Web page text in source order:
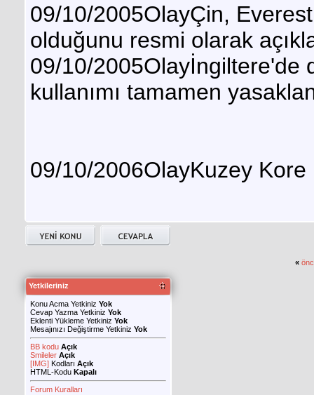
09/10/2005OlayÇin,
olduğunu resmi olarak
09/10/2005Olayİngiltere'de
kullanımı tamamen
09/10/2006OlayKuzey Kore
«
Yetkileriniz
Konu Acma Yetkiniz Yok
Cevap Yazma Yetkiniz Yok
Eklenti Yükleme Yetkiniz Yok
Mesajınızı Değiştirme Yetkiniz Yok
BB kodu Açık
Smileler Açık
[IMG] Kodları Açık
HTML-Kodu Kapalı
Forum Kuralları